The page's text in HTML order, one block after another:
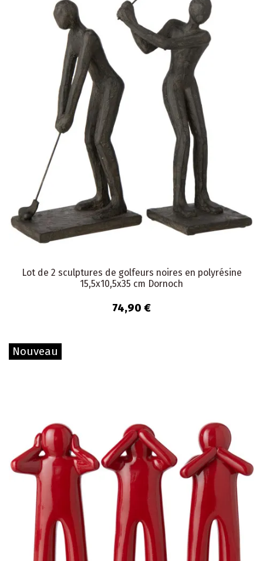
Lot de 2 sculptures de golfeurs noires en polyrésine
15,5x10,5x35 cm Dornoch
74,90 €
Nouveau